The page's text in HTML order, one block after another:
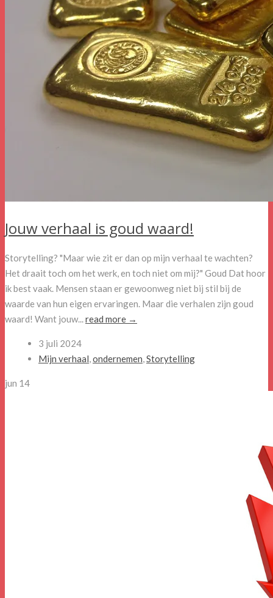
Jouw verhaal is goud waard!
Storytelling? "Maar wie zit er dan op mijn verhaal te wachten?
Het draait toch om het werk, en toch niet om mij?" Goud Dat hoor
ik best vaak. Mensen staan er gewoonweg niet bij stil bij de
waarde van hun eigen ervaringen. Maar die verhalen zijn goud
waard! Want jouw...read more →
3 juli 2024
Mijn verhaal,ondernemen,Storytelling
jun 14